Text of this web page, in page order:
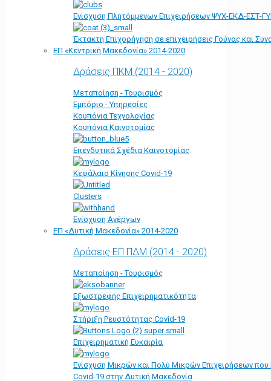
Ενίσχυση Πλητόμμενων Επιχειρήσεων ΨΥΧ-ΕΚΔ-ΕΣΤ-
Έκτακτη Επιχορήγηση σε επιχειρήσεις Γούνας και
ΕΠ «Kεντρική Μακεδονία» 2014-2020
Δράσεις ΠΚΜ (2014 - 2020)
Μεταποίηση - Τουρισμός
Εμπόριο - Υπηρεσίες
Κουπόνια Τεχνολογίας
Κουπόνια Καινοτομίας
Επενδυτικά Σχέδια Καινοτομίας
Κεφάλαιο Κίνησης Covid-19
Clusters
Ενίσχυση Ανέργων
ΕΠ «Δυτική Μακεδονία» 2014-2020
Δράσεις ΕΠ ΠΔΜ (2014 - 2020)
Μεταποίηση - Τουρισμός
Εξωστρεφής Επιχειρηματικότητα
Στήριξη Ρευστότητας Covid-19
Επιχειρηματική Ευκαιρία
Ενίσχυση Μικρών και Πολύ Μικρών Επιχειρήσεων
Covid-19 στην Δυτική Μακεδονία